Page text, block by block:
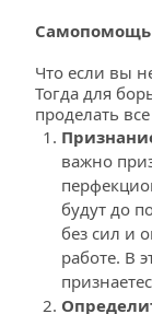
Самопомощь
Что если вы
Тогда для
проделать
важно
будут до
без сил и
работе. В